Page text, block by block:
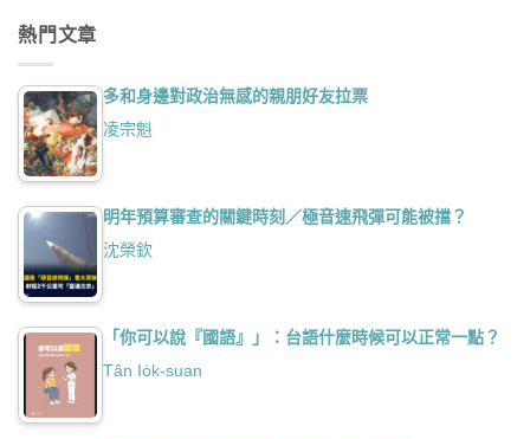
熱門文章
多和身邊對政治無感的親朋好友拉票
凌宗魁
明年預算審查的關鍵時刻／極音速飛彈可能被擋？
沈榮欽
「你可以說『國語』」：台語什麼時候可以正常一點？
Tân Io̍k-suan